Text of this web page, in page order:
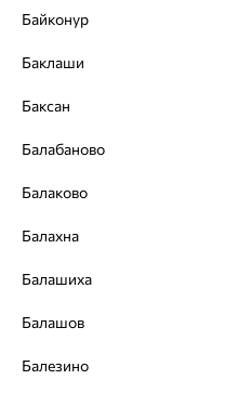
Байконур
Баклаши
Баксан
Балабаново
Балаково
Балахна
Балашиха
Балашов
Балезино